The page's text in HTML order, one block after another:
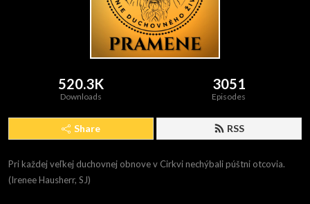
520.3K
Downloads
3051
Episodes
Share RSS
Pri každej veľkej duchovnej obnove v Cirkvi nechýbali púštni otcovia.
(Irenee Hausherr, SJ)